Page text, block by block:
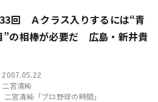
回 Ａクラス入りするには“青
”の相棒が必要だ 広島・新井貴
2007.05.22
二宮清純
二宮清純「プロ野球の時間」